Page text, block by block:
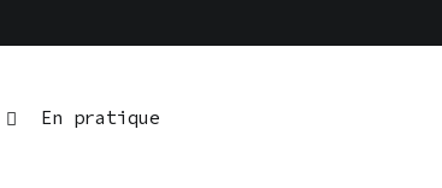
En pratique